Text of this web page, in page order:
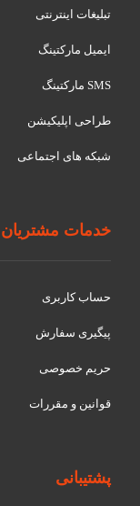
تبلیغات اینترنتی
ایمیل مارکتینگ
SMS مارکتینگ
طراحی اپلیکیشن
شبکه های اجتماعی
خدمات مشتریان
حساب کاربری
پیگیری سفارش
حریم خصوصی
قوانین و مقررات
پشتیبانی